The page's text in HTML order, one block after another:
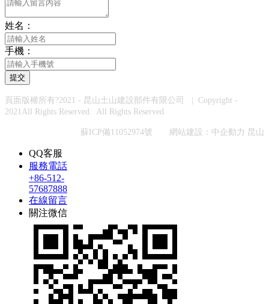
姓名：
手機：
提交
頁面版權所有?2021 - 昆山土山建設部件有限公司 | Copyright -
2021All Rights Reserved. All Rights Reserved
蘇ICP備11052974號 網站建設 ： 中企動力 昆山
QQ客服
服務電話
+86-512-
57687888
在線留言
關注微信